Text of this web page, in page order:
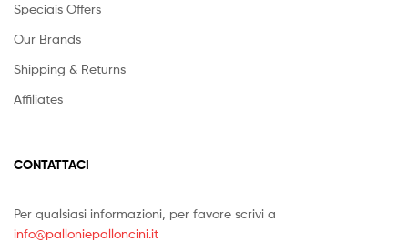
Speciais Offers
Our Brands
Shipping & Returns
Affiliates
CONTATTACI
Per qualsiasi informazioni, per favore scrivi a
info@palloniepalloncini.it